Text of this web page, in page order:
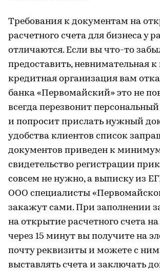
Требования к документам на
расчетного счета для бизнеса у
отличаются. Если вы что-то
предоставить, невнимательная
кредитная организация вам
банка «Первомайский» это не
всегда перезвонит
и попросит прислать нужный
удобства клиентов список
документов приведен к
свидетельство регистрации
совсем не нужно, а выписку из
ООО специалисты
закажут сами. При заполнении
на открытие расчетного счета на
через 15 минут вы получите на
почту реквизиты и можете с
выставлять счета и заключать